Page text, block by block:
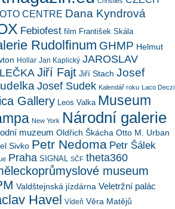
CENTRE Dana Kyndrová
Febiofest film František Skála
Rudolfinum GHMP Helmut
Hollar Jan Kaplický JAROSLAV
Jiří Fajt Jiří Stach Josef
Josef Sudek Kalendář roku Laco Deczi
Gallery Leos Valka Museum
New York Národní galerie
muzeum Oldřich Škácha Otto M. Urban
Sivko Petr Nedoma Petr Šálek
Praha SIGNAL SČF theta360
museum
Valdštejnská jízdárna Veletržní palác
Havel Vídeň Věra Matějů